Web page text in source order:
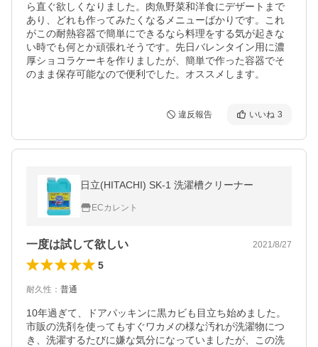
ら直ぐ欲しくなりました。肉魚野菜和洋食にデザートまで
あり、どれも作ってみたくなるメニューばかりです。これ
がこの耐熱容器で簡単にできるなら料理をする気が起きな
い時でも何とか頑張れそうです。先日バレンタイン用に濃
厚ショコラケーキを作りましたが、簡単で作った容器でそ
のまま保存可能なので便利でした。オススメします。
違反報告 いいね 3
日立(HITACHI) SK-1 洗濯槽クリーナー
ECカレント
一度は試して欲しい 2021/8/27
5
耐久性 ： 普通
10年過ぎて、ドアパッキンに黒カビも目立ち始めました。
市販の洗剤を使ってもすぐワカメの様な汚れが洗濯物につ
き、洗濯するたびに嫌な気分になっていましたが、この洗